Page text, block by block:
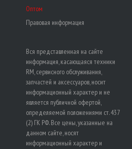
Оптом
Правовая информация
Вся представленная на сайте
информация, касающаяся техники
RM, сервисного обслуживания,
запчастей и аксессуаров, носит
информационный характер и не
является публичной офертой,
определяемой положениями ст. 437
(2) ГК РФ. Все цены, указанные на
данном сайте, носят
информационный характер и